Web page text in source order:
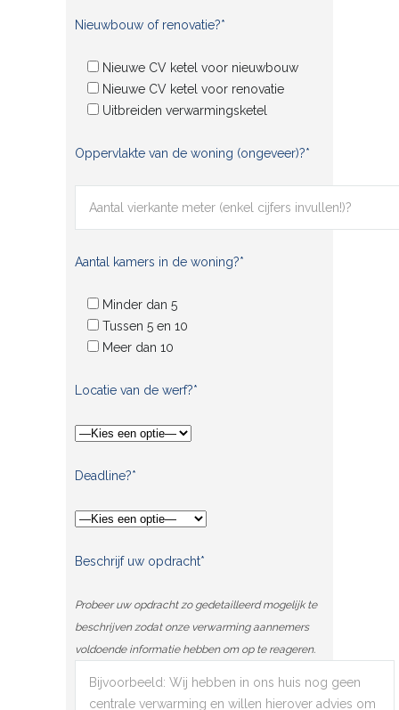
Nieuwbouw of renovatie?*
Nieuwe CV ketel voor nieuwbouw
Nieuwe CV ketel voor renovatie
Uitbreiden verwarmingsketel
Oppervlakte van de woning (ongeveer)?*
Aantal kamers in de woning?*
Minder dan 5
Tussen 5 en 10
Meer dan 10
Locatie van de werf?*
Deadline?*
Beschrijf uw opdracht*
Probeer uw opdracht zo gedetailleerd mogelijk te
beschrijven zodat onze verwarming aannemers
voldoende informatie hebben om op te reageren.